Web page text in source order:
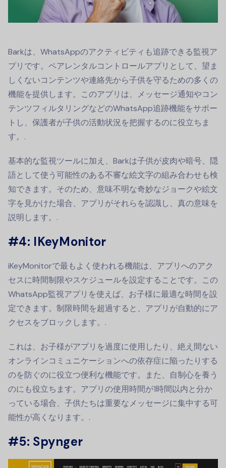
Barkは、WhatsAppのアクティビティも追跡できる監視ア
プリです。ペアレンタルコントロールアプリとして、望ま
しくないコンテンツや連絡先から子供を守るための多くの
機能を提供します。このアプリは、メッセージ通知やコン
テンツフィルタリングなどのWhatsApp追跡機能をサポー
トし、保護者が子供の活動状況を把握するのに役立ちま
す。.
基本的な監視ツールに加え、Barkは子供が皮肉や暗号、隠
語として使う可能性のある不審な絵文字の組み合わせも検
知できます。そのため、意味不明な奇妙なジョークや絵文
字を見かけた場合、アプリがそれらを認識し、真の意味を
説明します。.
#4: IKeyMonitor
iKeyMonitorで最もよく使われる機能は、アプリへのアク
セスに時間制限やスケジュールを設定することです。この
WhatsApp監視アプリを使えば、お子様に最適な時間を設
定できます。制限時間を超過すると、アプリが自動的にア
クセスをブロックします。.
これは、お子様がアプリを過度に使用したり、絶え間ない
オンラインコミュニケーションへの依存症に陥ったりする
のを防ぐのに役立つ便利な機能です。また、自制心を養う
のにも役立ちます。アプリの使用時間が1時間以内と分か
っている場合、子供たちは重要なメッセージに集中する可
能性が高くなります。.
#5: Spynger